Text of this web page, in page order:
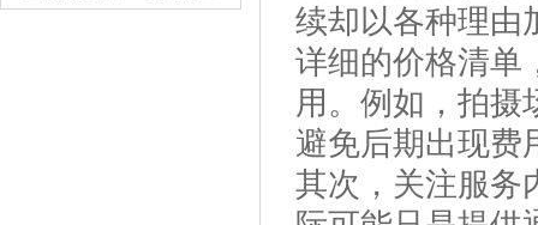
续却以各种理由
详细的价格清单
用。例如，拍摄
避免后期出现费
其次，关注服务